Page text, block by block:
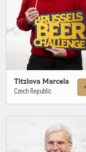
Titzlova Marcela
Czech Republic